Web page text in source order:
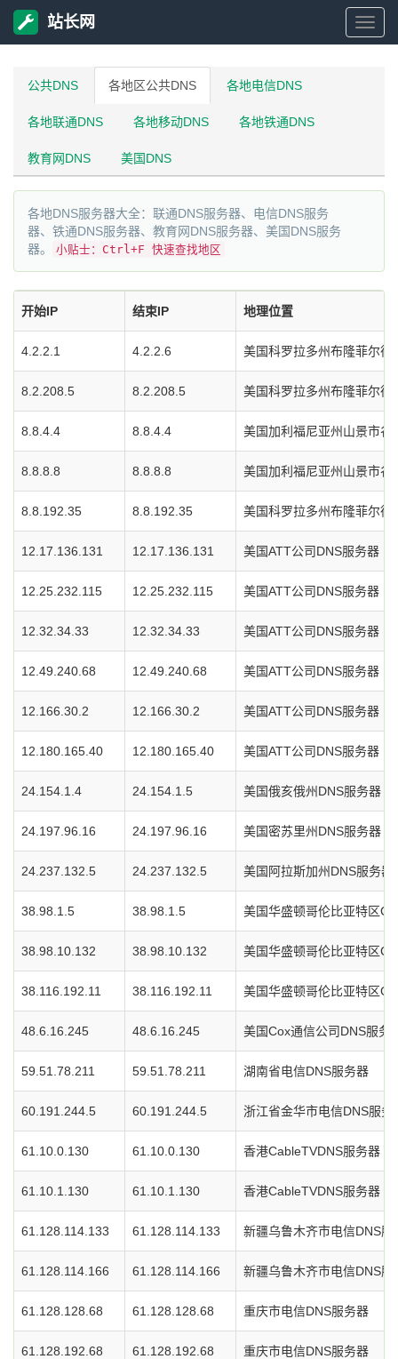
站
站长网
公共DNS 各地区公共DNS 各地电信DNS
各地联通DNS 各地移动DNS 各地铁通DNS
教育网DNS 美国DNS
各地DNS服务器大全：联通DNS服务器、电信DNS服务
器、铁通DNS服务器、教育网DNS服务器、美国DNS服务
器。
小贴士：Ctrl+F 快速查找地区
开始IP 结束IP 地理位置
4.2.2.1 4.2.2.6 美国科罗拉多州布隆菲尔
8.2.208.5 8.2.208.5 美国科罗拉多州布隆菲尔
8.8.4.4 8.8.4.4 美国加利福尼亚州山景市谷
8.8.8.8 8.8.8.8 美国加利福尼亚州山景市谷
8.8.192.35 8.8.192.35 美国科罗拉多州布隆菲尔
12.17.136.131 12.17.136.131 美国ATT公司DNS服务器
12.25.232.115 12.25.232.115 美国ATT公司DNS服务器
12.32.34.33 12.32.34.33 美国ATT公司DNS服务器
12.49.240.68 12.49.240.68 美国ATT公司DNS服务器
12.166.30.2 12.166.30.2 美国ATT公司DNS服务器
12.180.165.40 12.180.165.40 美国ATT公司DNS服务器
24.154.1.4 24.154.1.5 美国俄亥俄州DNS服务器
24.197.96.16 24.197.96.16 美国密苏里州DNS服务器
24.237.132.5 24.237.132.5 美国阿拉斯加州DNS服务器
38.98.1.5 38.98.1.5 美国华盛顿哥伦比亚特区
38.98.10.132 38.98.10.132 美国华盛顿哥伦比亚特区
38.116.192.11 38.116.192.11 美国华盛顿哥伦比亚特区
48.6.16.245 48.6.16.245 美国Cox通信公司DNS服务
59.51.78.211 59.51.78.211 湖南省电信DNS服务器
60.191.244.5 60.191.244.5 浙江省金华市电信DNS服务
61.10.0.130 61.10.0.130 香港CableTVDNS服务器
61.10.1.130 61.10.1.130 香港CableTVDNS服务器
61.128.114.133 61.128.114.133 新疆乌鲁木齐市电信DNS服
61.128.114.166 61.128.114.166 新疆乌鲁木齐市电信DNS服
61.128.128.68 61.128.128.68 重庆市电信DNS服务器
61.128.192.68 61.128.192.68 重庆市电信DNS服务器